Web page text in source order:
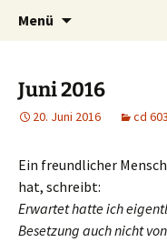
kẑrme.de |
Was machen
aus dem
Menü
Juni 2016
20. Juni 2016 cd
Ein freundlicher
hat, schreibt:
Erwartet hatte ich
Besetzung auch nicht